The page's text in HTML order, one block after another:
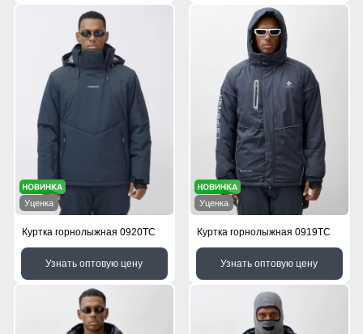
Уценка
Куртка горнолыжная 0920TC
Узнать оптовую цену
Уценка
Куртка горнолыжная 0919TC
Узнать оптовую цену